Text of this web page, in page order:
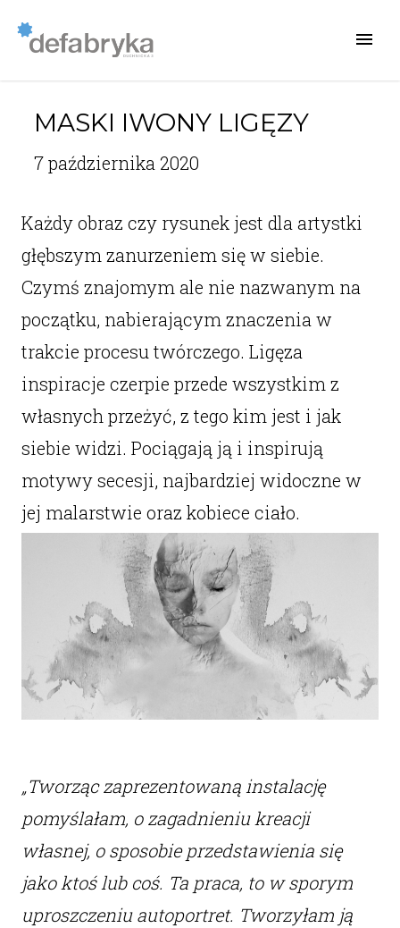
MASKI IWONY LIGĘZY
7 października 2020
Każdy obraz czy rysunek jest dla artystki
głębszym zanurzeniem się w siebie.
Czymś znajomym ale nie nazwanym na
początku, nabierającym znaczenia w
trakcie procesu twórczego. Ligęza
inspiracje czerpie przede wszystkim z
własnych przeżyć, z tego kim jest i jak
siebie widzi. Pociągają ją i inspirują
motywy secesji, najbardziej widoczne w
jej malarstwie oraz kobiece ciało.
„Tworząc zaprezentowaną instalację
pomyślałam, o zagadnieniu kreacji
własnej, o sposobie przedstawienia się
jako ktoś lub coś. Ta praca, to w sporym
uproszczeniu autoportret. Tworzyłam ją